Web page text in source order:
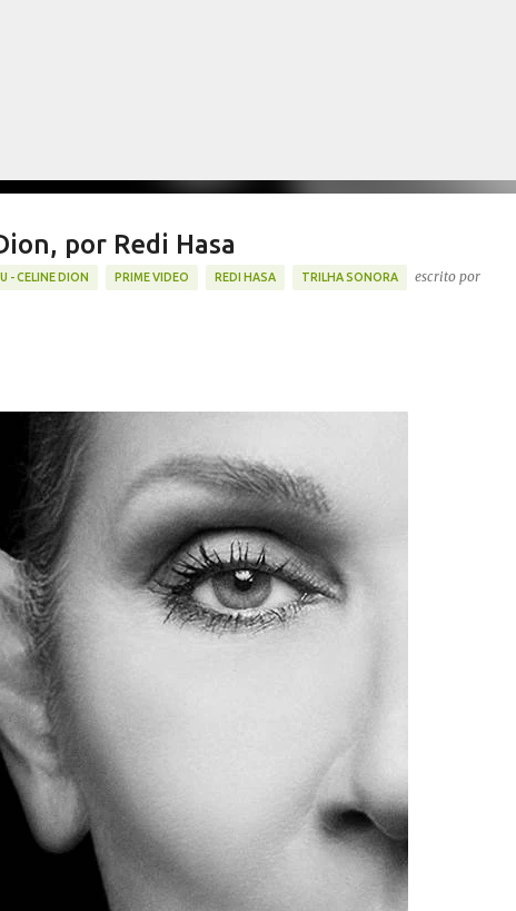
por Redi Hasa
- CELINE DION PRIME VIDEO REDI HASA TRILHA SONORA
escrito por